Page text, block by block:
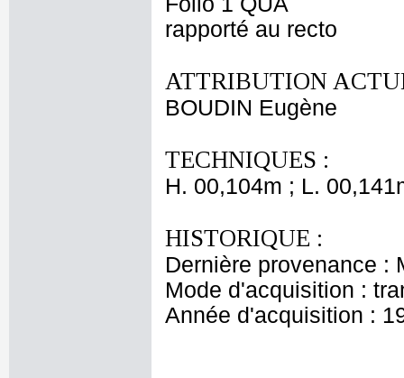
rapporté au recto
ATTRIBUTION
BOUDIN Eugène
TECHNIQUES :
H. 00,104m ; L.
HISTORIQUE :
Dernière provenance :
Mode d'acquisition :
Année d'acquisition :